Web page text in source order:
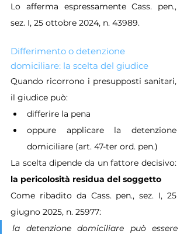
Lo afferma espressamente Cass. pen.,
sez. I, 25 ottobre 2024, n. 43989.
Differimento o detenzione
domiciliare: la scelta del giudice
Quando ricorrono i presupposti sanitari,
il giudice può:
differire la pena
oppure applicare la detenzione
domiciliare (art. 47-ter ord. pen.)
la pericolosità residua del soggetto
Come ribadito da Cass. pen., sez. I, 25
giugno 2025, n. 25977:
la detenzione domiciliare può essere